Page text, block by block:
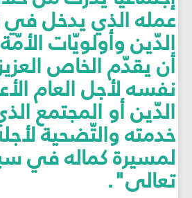
عمله الذي يدخل في
الدّين وأولويّات
أن يقدّم الخاص
نفسه لأجل العام
الدّين أو المجتمع
خدمته والتّضحية
لمسيرة كماله في
تعالى".